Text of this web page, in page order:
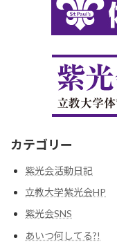
カテゴリー
紫光会活動日記
立教大学紫光会HP
紫光会SNS
あいつ何してる?!